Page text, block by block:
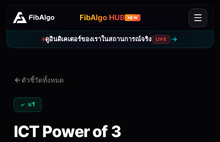
FibAlgo HUB NEW
ดูอินดิเคเตอร์ของเราในสถานการณ์จริง LIVE
ตัวชี้วัดทั้งหมด
✓ ฟรี
ICT Power of 3